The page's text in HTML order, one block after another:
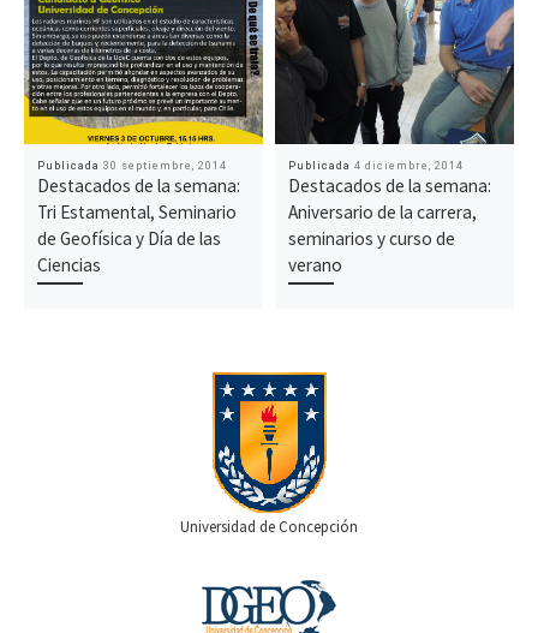
Publicada 30 septiembre, 2014
Destacados de la semana:
Tri Estamental, Seminario
de Geofísica y Día de las
Ciencias
Publicada 4 diciembre, 2014
Destacados de la semana:
Aniversario de la carrera,
seminarios y curso de
verano
Universidad de Concepción